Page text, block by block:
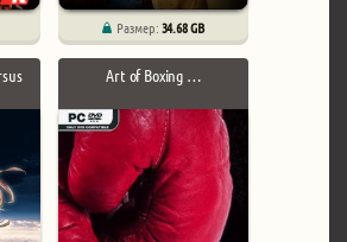
Размер:34.68 GB
Art of Boxing …